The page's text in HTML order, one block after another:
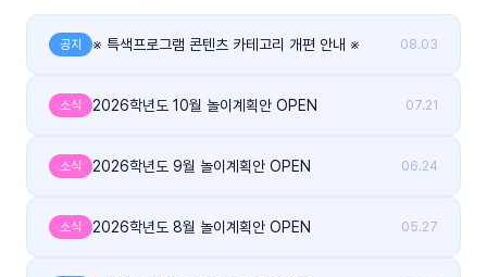
그
공지 ※ 특색프로그램 콘텐츠 카테고리 개편 안내 ※ 08.03
소식 2026학년도 10월 놀이계획안 OPEN 07.21
소식 2026학년도 9월 놀이계획안 OPEN 06.24
소식 2026학년도 8월 놀이계획안 OPEN 05.27